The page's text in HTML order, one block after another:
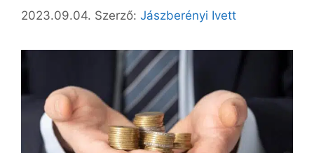
2023.09.04. Szerző: Jászberényi Ivett